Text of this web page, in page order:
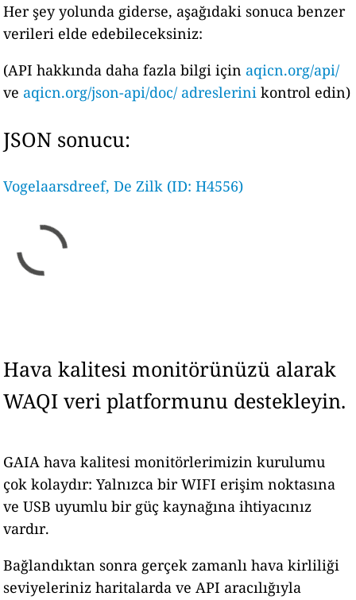
Her şey yolunda giderse, aşağıdaki sonuca benzer
verileri elde edebileceksiniz:
(API hakkında daha fazla bilgi için aqicn.org/api/
ve aqicn.org/json-api/doc/ adreslerini kontrol edin)
JSON sonucu:
Vogelaarsdreef, De Zilk (ID: H4556)
Hava kalitesi monitörünüzü alarak
WAQI veri platformunu destekleyin.
GAIA hava kalitesi monitörlerimizin kurulumu
çok kolaydır: Yalnızca bir WIFI erişim noktasına
ve USB uyumlu bir güç kaynağına ihtiyacınız
vardır.
Bağlandıktan sonra gerçek zamanlı hava kirliliği
seviyeleriniz haritalarda ve API aracılığıyla